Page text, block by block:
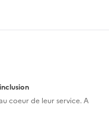
coeur de leur service. A